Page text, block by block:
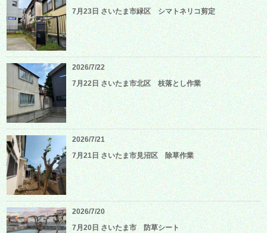
7月23日 さいたま市緑区 シマトネリコ剪定
2026/7/22
7月22日 さいたま市北区 枝落とし作業
2026/7/21
7月21日 さいたま市見沼区 除草作業
2026/7/20
7月20日 さいたま市 防草シート